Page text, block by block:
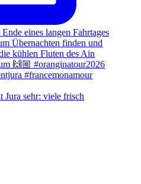
Jura sehr: viele frisch